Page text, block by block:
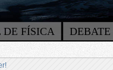
DE FÍSICA DEBATE